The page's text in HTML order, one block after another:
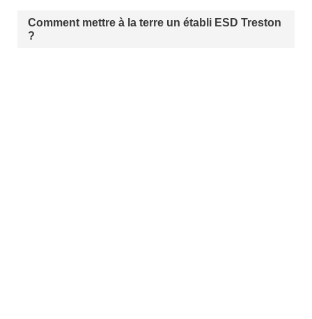
Comment mettre à la terre un établi ESD Treston
?